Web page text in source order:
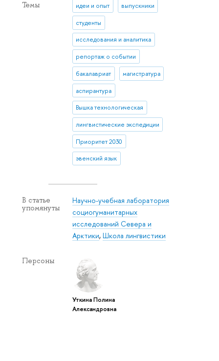
Темы идеи и опыт выпускники
студенты
исследования и аналитика
репортаж о событии
бакалавриат магистратура
аспирантура
Вышка технологическая
лингвистические экспедиции
Приоритет 2030
эвенский язык
В статье
упомянуты
Научно-учебная лаборатория
социогуманитарных
исследований Севера и
Арктики,Школа лингвистики
Персоны
Уткина Полина
Александровна